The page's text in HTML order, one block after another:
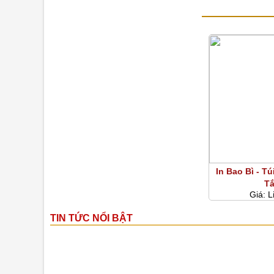
In Bao Bì -
Giá:
TIN TỨC NỔI BẬT